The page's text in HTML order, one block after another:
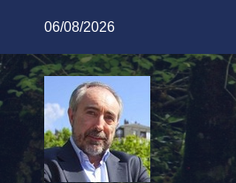
contenido
06/08/2026